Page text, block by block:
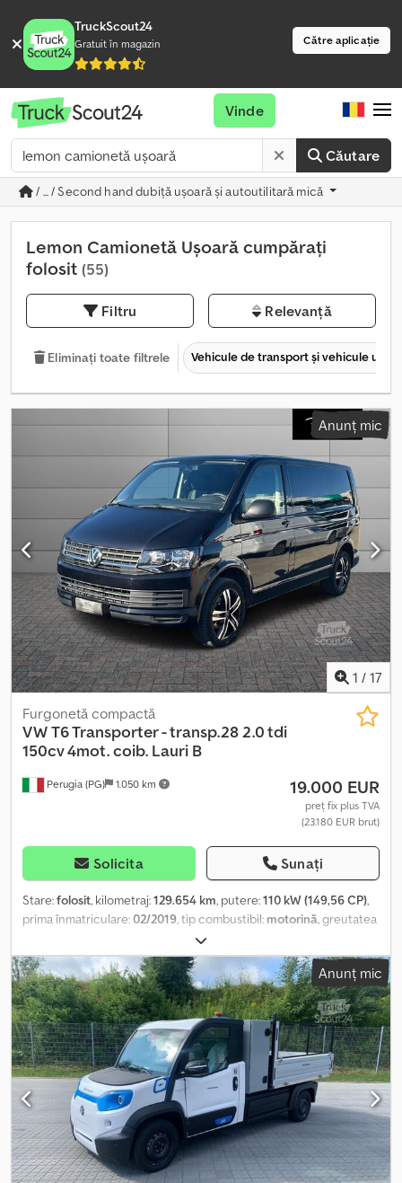
TruckScout24
Gratuit în magazin Către aplicație
Căutare
Vinde
/ ... / Second hand dubiţă uşoară şi autoutilitară mică
Lemon Camionetă Ușoară cumpărați
folosit (55)
Filtru Relevanță
Eliminați toate filtrele Vehicule de transport şi vehicule
Anunț mic
1 / 17
Perugia (PG) 1.050 km
Furgonetă compactă
VWT6 Transporter - transp.28 2.0 tdi
150cv 4mot. coib. Lauri B
19.000 EUR
preț fix plus TVA
(23.180 EUR brut)
Solicita Sunați
Stare:folosit, kilometraj:129.654 km, putere:110 kW (149,56 CP),
prima înmatriculare:02/2019, tip combustibil: motorină, greutatea
, configurație ax:
mecanic, clasă de emisii:Euro 6, suspensie:oțel, număr de locuri:
3, Dotări:aer condiționat, servodirecție, Informațiile prezentate
nu constituie element contractual Dcedpfx Aozrm Upeidjk
Anunț mic